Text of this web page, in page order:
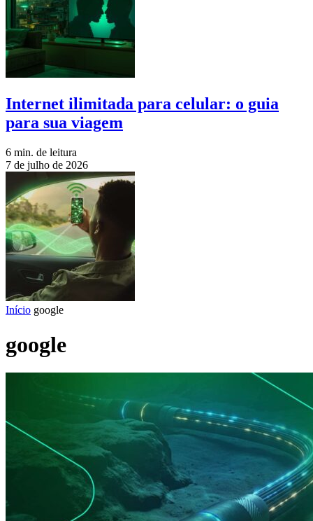
Internet ilimitada para celular: o guia
para sua viagem
6 min. de leitura
7 de julho de 2026
Início google
google